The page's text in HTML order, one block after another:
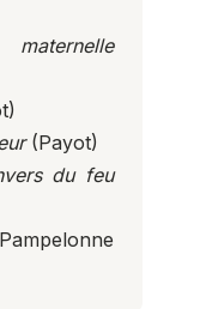
(Payot)
du feu